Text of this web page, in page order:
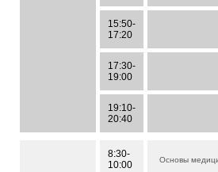
15:50-
17:20
17:30-
19:00
19:10-
20:40
8:30-
10:00
Основы